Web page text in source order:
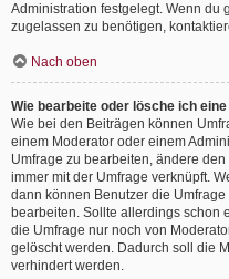
Administration festgelegt. Wenn du
zugelassen zu benötigen,
Nach oben
Wie bearbeite oder lösche ich
Wie bei den Beiträgen können
einem Moderator oder einem
Umfrage zu bearbeiten, ändere
immer mit der Umfrage verknüpft.
dann können Benutzer die
bearbeiten. Sollte allerdings schon
die Umfrage nur noch von
gelöscht werden. Dadurch soll die
verhindert werden.